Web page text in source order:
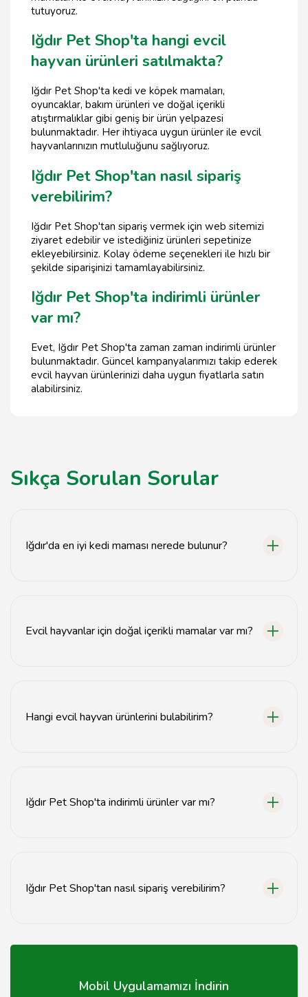
tutuyoruz.
Iğdır Pet Shop'ta hangi evcil
hayvan ürünleri satılmakta?
Iğdır Pet Shop'ta kedi ve köpek mamaları,
oyuncaklar, bakım ürünleri ve doğal içerikli
atıştırmalıklar gibi geniş bir ürün yelpazesi
bulunmaktadır. Her ihtiyaca uygun ürünler ile evcil
hayvanlarınızın mutluluğunu sağlıyoruz.
Iğdır Pet Shop'tan nasıl sipariş
verebilirim?
Iğdır Pet Shop'tan sipariş vermek için web sitemizi
ziyaret edebilir ve istediğiniz ürünleri sepetinize
ekleyebilirsiniz. Kolay ödeme seçenekleri ile hızlı bir
şekilde siparişinizi tamamlayabilirsiniz.
Iğdır Pet Shop'ta indirimli ürünler
var mı?
Evet, Iğdır Pet Shop'ta zaman zaman indirimli ürünler
bulunmaktadır. Güncel kampanyalarımızı takip ederek
evcil hayvan ürünlerinizi daha uygun fiyatlarla satın
alabilirsiniz.
Sıkça Sorulan Sorular
Iğdır'da en iyi kedi maması nerede bulunur?
Evcil hayvanlar için doğal içerikli mamalar var mı?
Hangi evcil hayvan ürünlerini bulabilirim?
Iğdır Pet Shop'ta indirimli ürünler var mı?
Iğdır Pet Shop'tan nasıl sipariş verebilirim?
mağazamızı ziyaret edebilirsiniz.
Mobil Uygulamamızı İndirin